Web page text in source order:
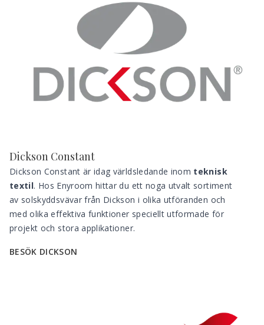
Dickson Constant
Dickson Constant är idag världsledande inom teknisk
textil. Hos Enyroom hittar du ett noga utvalt sortiment
av solskyddsvävar från Dickson i olika utföranden och
med olika effektiva funktioner speciellt utformade för
projekt och stora applikationer.
BESÖK DICKSON